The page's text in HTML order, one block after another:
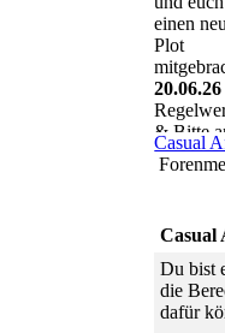
einen
Plot
20.06.26
& Bitte
euch
11.06.26
haben
einen
Casual
Casual
Du bist
die
dafür